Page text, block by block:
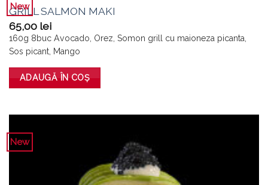
New
GRILL SALMON MAKI
65,00 lei
160g 8buc Avocado, Orez, Somon grill cu maioneza picanta,
Sos picant, Mango
ADAUGĂ ÎN COȘ
New